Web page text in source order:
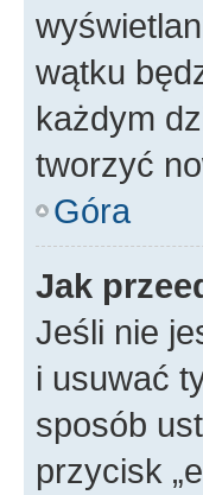
wątku
każdym
tworzyć
Góra
Jak
Jeśli nie
i usuwać
sposób
przycisk